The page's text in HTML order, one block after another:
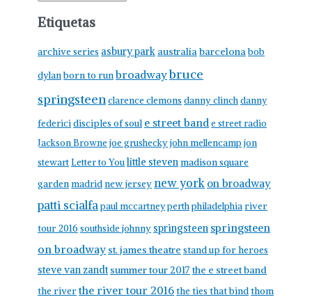
c
h
o
Etiquetas
archive series asbury park australiabarcelonabob
dylanborn to runbroadwaybruce
springsteenclarence clemons danny clinchdanny
federicidisciples of soul e street band e street radio
Jackson Browne joe grusheckyjohn mellencamp jon
stewartLetter to Youlittle stevenmadison square
gardenmadridnew jerseynew york on broadway
patti scialfapaul mccartneyperthphiladelphiariver
tour 2016southside johnny springsteen springsteen
on broadway st. james theatre stand up for heroes
steve van zandt summer tour 2017 the e street band
the riverthe river tour 2016the ties that bindthom